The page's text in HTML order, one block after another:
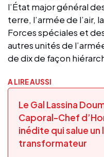
l’État major général
terre, l’armée de l’air,
Forces spéciales et
autres unités de
de dix de façon
A LIRE AUSSI
Le Gal Lassina
Caporal-Chef
inédite qui salue
transformateur